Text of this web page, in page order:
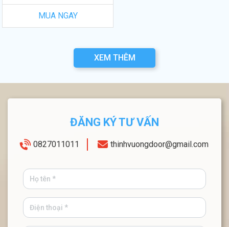
MUA NGAY
XEM THÊM
ĐĂNG KÝ TƯ VẤN
0827011011 thinhvuongdoor@gmail.com